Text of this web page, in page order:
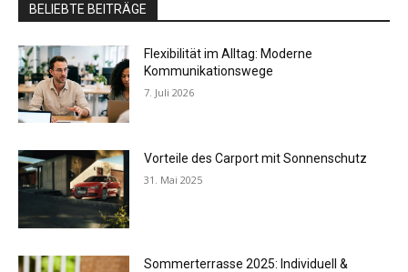
BELIEBTE BEITRÄGE
Flexibilität im Alltag: Moderne
Kommunikationswege
7. Juli 2026
Vorteile des Carport mit Sonnenschutz
31. Mai 2025
Sommerterrasse 2025: Individuell &